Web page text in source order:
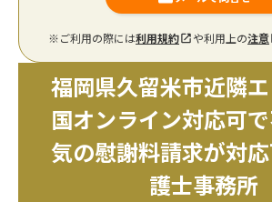
※ご利用の際には利用規約 や利用上の注意
福岡県久留米市近隣
国オンライン対応可
気の慰謝料請求が対
護士事務所